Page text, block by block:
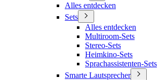
Alles entdecken
Sets
Alles entdecken
Multiroom-Sets
Stereo-Sets
Heimkino-Sets
Sprachassistenten-Sets
Smarte Lautsprecher